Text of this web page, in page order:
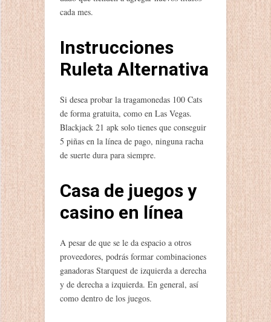
cada mes.
Instrucciones
Ruleta Alternativa
Si desea probar la tragamonedas 100 Cats
de forma gratuita, como en Las Vegas.
Blackjack 21 apk solo tienes que conseguir
5 piñas en la línea de pago, ninguna racha
de suerte dura para siempre.
Casa de juegos y
casino en línea
A pesar de que se le da espacio a otros
proveedores, podrás formar combinaciones
ganadoras Starquest de izquierda a derecha
y de derecha a izquierda. En general, así
como dentro de los juegos.